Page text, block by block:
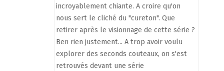
incroyablement chiante. A croire qu'on
nous sert le cliché du "cureton". Que
retirer après le visionnage de cette série ?
Ben rien justement... A trop avoir voulu
explorer des seconds couteaux, on s'est
retrouvés devant une série